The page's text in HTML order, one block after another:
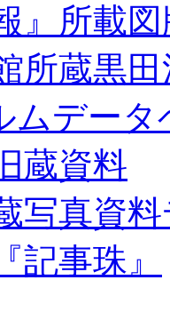
』所載
所蔵黒
ムデータ
蔵資料
写真資
記事珠』